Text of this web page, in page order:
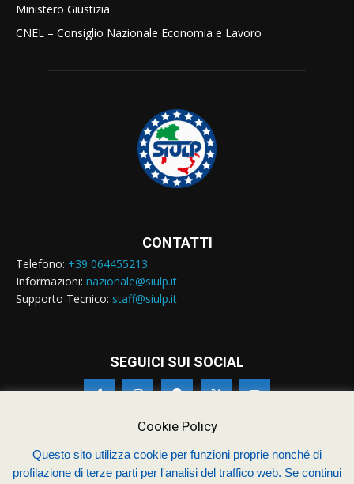
Ministero Giustizia
CNEL – Consiglio Nazionale Economia e Lavoro
CONTATTI
Telefono: +39 064455213
Informazioni: nazionale@siulp.it
Supporto Tecnico: staff@siulp.it
SEGUICI SUI SOCIAL
© Siulp 2026 - C.F.97014000588 - Realizzato dastudio4s.com
Cookie Policy
Questo sito utilizza cookie per funzioni proprie nonché di
profilazione di terze parti per l'analisi del traffico web. Se continui